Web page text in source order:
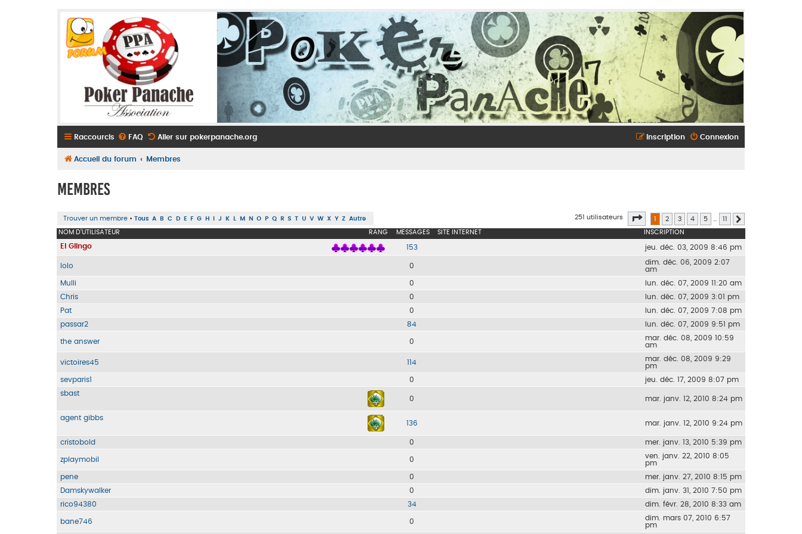
Raccourcis FAQ Aller sur pokerpanache.org Connexion
Inscription
Accueil du forum Membres
Membres
Trouver un membre • Tous A B C D E F G H J K L M N O P Q R S T U V W X Y Z Autre 251 utilisateurs Page sur 11
1 2 3 4 5 11
RANG
NOM D’UTILISATEUR MESSAGES SITE INTERNET INSCRIPTION
El Glingo 153 jeu. déc. 03, 2009 8:46 pm
lolo 0
dim. déc. 06, 2009 2:07
am
Mulli
0
lun. déc. 07, 2009 11:20 am
Chris
0
lun. déc. 07, 2009 3:01 pm
Pat
0
lun. déc. 07, 2009 7:08 pm
passar2
84 lun. déc. 07, 2009 9:51 pm
the answer 0
mar. déc. 08, 2009 10:59
am
victoires45 114
mar. déc. 08, 2009 9:29
pm
sevparis1
0
jeu. déc. 17, 2009 8:07 pm
sbast
0 mar. janv. 12, 2010 8:24 pm
agent gibbs
136 mar. janv. 12, 2010 9:24 pm
cristobold 0 mer. janv. 13, 2010 5:39 pm
zplaymobil 0
ven. janv. 22, 2010 8:05
pm
pene
0
mer. janv. 27, 2010 8:15 pm
Damskywalker
0
dim. janv. 31, 2010 7:50 pm
rico94380
34 dim. févr. 28, 2010 8:33 am
bane746 0
dim. mars 07, 2010 6:57
pm